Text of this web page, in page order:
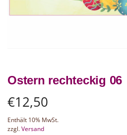
Ostern rechteckig 06
€12,50
Enthält 10% MwSt.
zzgl.Versand